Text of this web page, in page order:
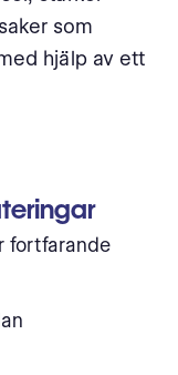
som
hjälp av ett
fortfarande